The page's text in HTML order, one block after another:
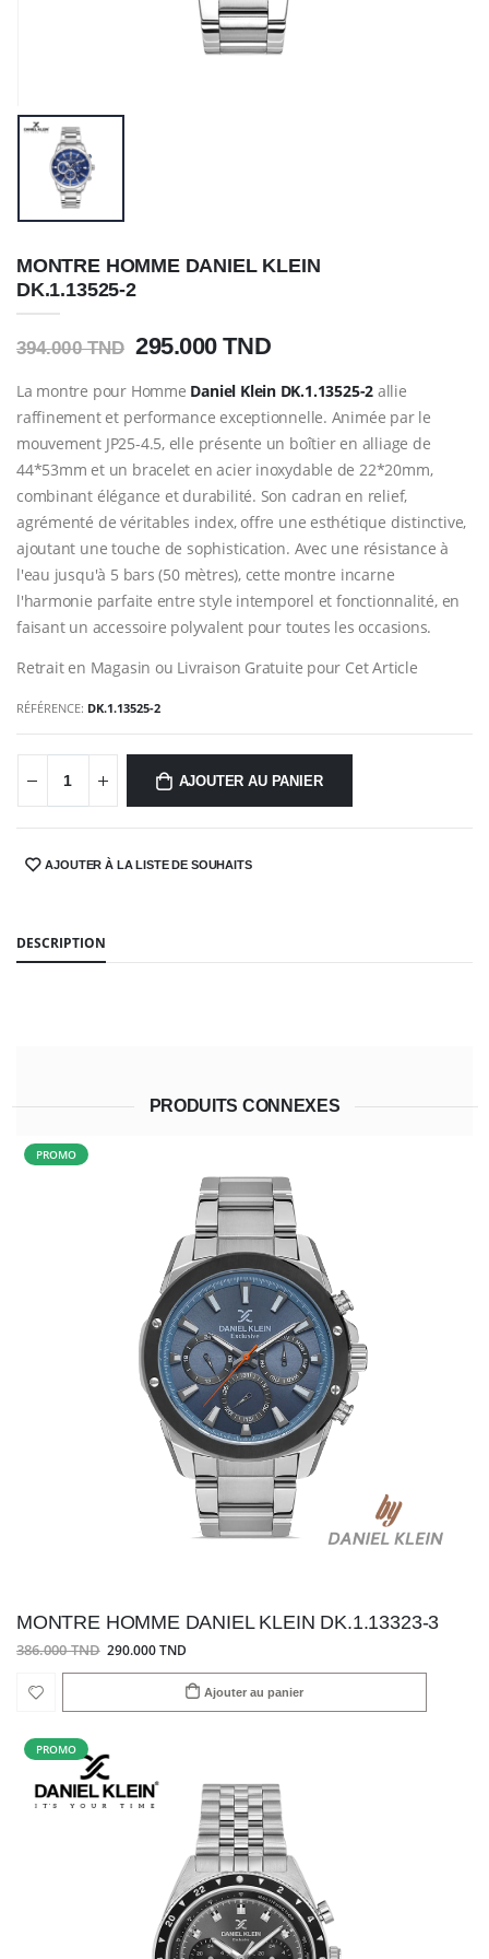
MONTRE HOMME DANIEL KLEIN
DK.1.13525-2
394.000 TND 295.000 TND
La montre pour Homme Daniel KleinDK.1.13525-2 allie
raffinement et performance exceptionnelle. Animée par le
mouvement JP25-4.5, elle présente un boîtier en alliage de
44*53mm et un bracelet en acier inoxydable de 22*20mm,
combinant élégance et durabilité. Son cadran en relief,
agrémenté de véritables index, offre une esthétique distinctive,
ajoutant une touche de sophistication. Avec une résistance à
l'eau jusqu'à 5 bars (50 mètres), cette montre incarne
l'harmonie parfaite entre style intemporel et fonctionnalité, en
faisant un accessoire polyvalent pour toutes les occasions.
Retrait en Magasin ou Livraison Gratuite pour Cet Article
RÉFÉRENCE: DK.1.13525-2
AJOUTER AU PANIER
SHARE:AJOUTER À LA LISTE DE SOUHAITS
DESCRIPTION
PRODUITS CONNEXES
PROMO
MONTRE HOMME DANIEL KLEIN DK.1.13323-3
386.000 TND 290.000 TND
Ajouter au panier
PROMO